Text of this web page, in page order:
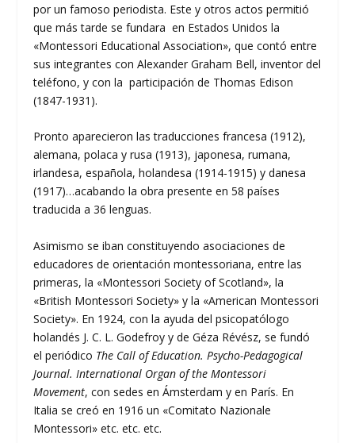
por un famoso periodista. Este y otros actos permitió
que más tarde se fundara en Estados Unidos la
«Montessori Educational Association», que contó entre
sus integrantes con Alexander Graham Bell, inventor del
teléfono, y con la participación de Thomas Edison
(1847-1931).
Pronto aparecieron las traducciones francesa (1912),
alemana, polaca y rusa (1913), japonesa, rumana,
irlandesa, española, holandesa (1914-1915) y danesa
(1917)…acabando la obra presente en 58 países
traducida a 36 lenguas.
Asimismo se iban constituyendo asociaciones de
educadores de orientación montessoriana, entre las
primeras, la «Montessori Society of Scotland», la
«British Montessori Society» y la «American Montessori
Society». En 1924, con la ayuda del psicopatólogo
holandés J. C. L. Godefroy y de Géza Révész, se fundó
el periódico The Call of Education. Psycho-Pedagogical
Journal. International Organ of the Montessori
Movement, con sedes en Ámsterdam y en París. En
Italia se creó en 1916 un «Comitato Nazionale
Montessori» etc. etc. etc.